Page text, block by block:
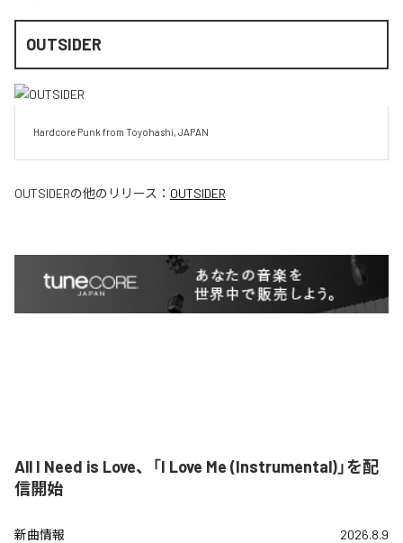
OUTSIDER
Hardcore Punk from Toyohashi, JAPAN
OUTSIDERの他のリリース： OUTSIDER
All I Need is Love、「I Love Me (Instrumental)」を配
信開始
新曲情報 2026.8.9